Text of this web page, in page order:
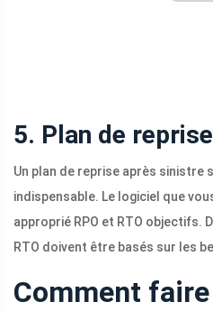
5. Plan de
Un plan de reprise après sinistre
indispensable. Le logiciel que
approprié RPO et RTO objectifs.
RTO doivent être basés sur les
Comment